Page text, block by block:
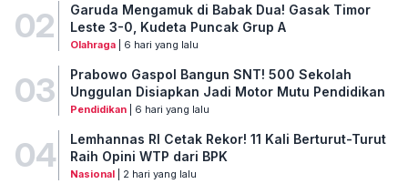
02
Garuda Mengamuk di Babak Dua! Gasak Timor
Leste 3-0, Kudeta Puncak Grup A
Olahraga| 6 hari yang lalu
03
Prabowo Gaspol Bangun SNT! 500 Sekolah
Unggulan Disiapkan Jadi Motor Mutu Pendidikan
Pendidikan| 6 hari yang lalu
04
Lemhannas RI Cetak Rekor! 11 Kali Berturut-Turut
Raih Opini WTP dari BPK
Nasional| 2 hari yang lalu